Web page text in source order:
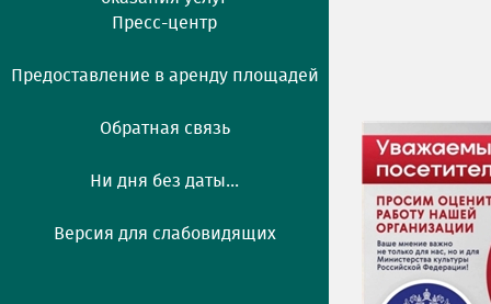
Пресс-центр
Предоставление в аренду площадей
Обратная связь
Ни дня без даты...
Версия для слабовидящих